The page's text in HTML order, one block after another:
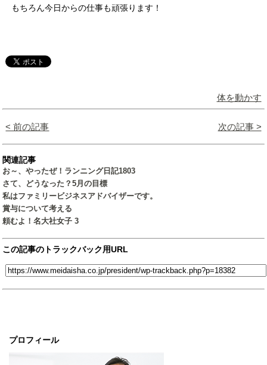
プロフィール
もちろん今日からの仕事も頑張ります！
体を動かす
< 前の記事 次の記事 >
関連記事
お～、やったぜ！ランニング日記1803
さて、どうなった？5月の目標
私はファミリービジネスアドバイザーです。
賞与について考える
頼むよ！名大社女子 3
この記事のトラックバック用URL